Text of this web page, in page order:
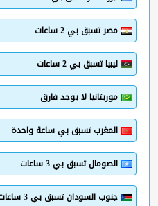
مصر تسبق بي 2 ساعات
ليبيا تسبق بي 2 ساعات
موريتانيا لا يوجد فارق
المغرب تسبق بي ساعة واحدة
الصومال تسبق بي 3 ساعات
جنوب السودان تسبق بي 3 ساعات